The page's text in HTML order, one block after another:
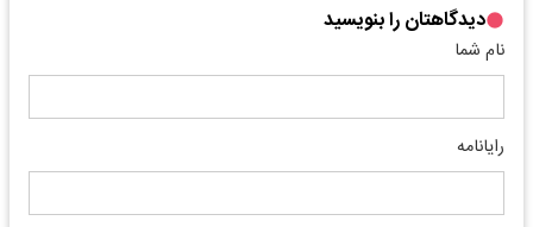
دیدگاهتان را بنویسید
نام شما
رایانامه